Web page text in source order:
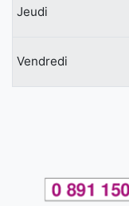
Jeudi
Vendredi